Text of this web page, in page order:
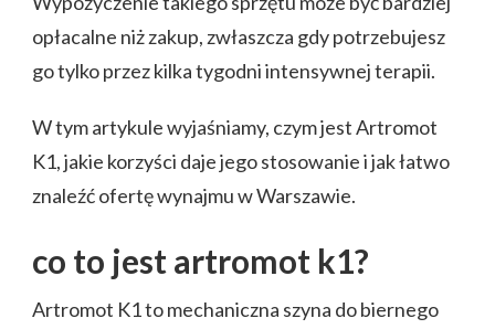
opłacalne niż zakup, zwłaszcza gdy potrzebujesz
go tylko przez kilka tygodni intensywnej terapii.
W tym artykule wyjaśniamy, czym jest Artromot
K1, jakie korzyści daje jego stosowanie i jak łatwo
znaleźć ofertę wynajmu w Warszawie.
co to jest artromot k1?
Artromot K1 to mechaniczna szyna do biernego